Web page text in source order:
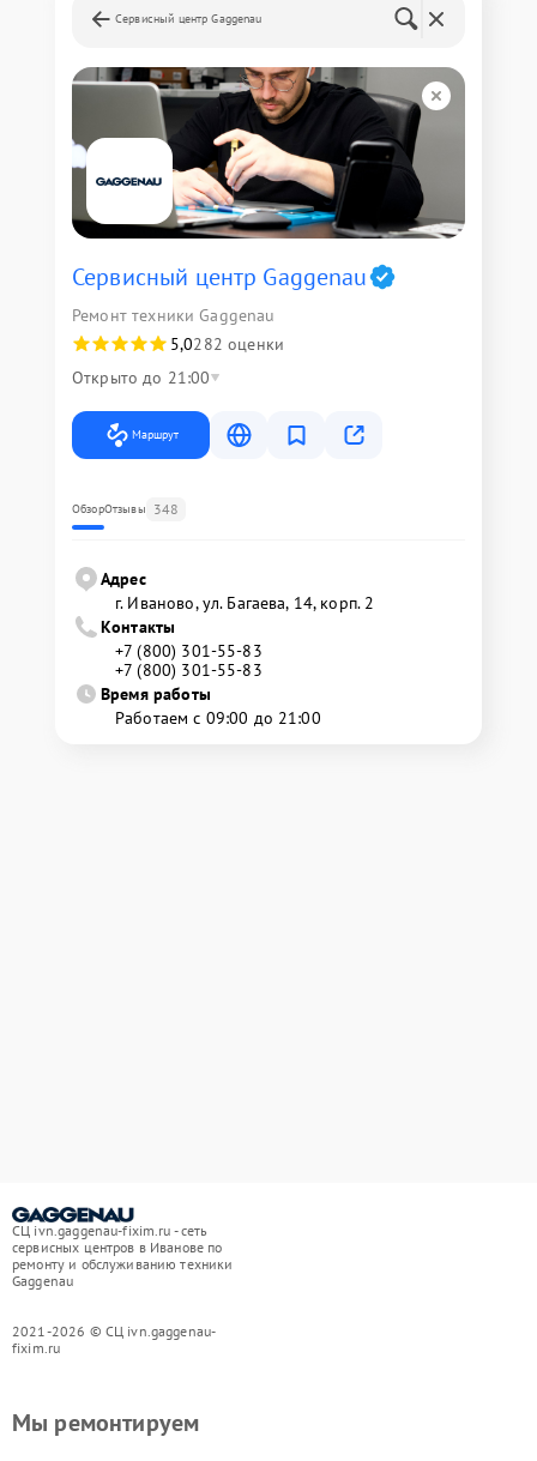
Сервисный центр Gaggenau
Сервисный центр Gaggenau
Ремонт техники Gaggenau
5,0282 оценки
Открыто до 21:00
Маршрут
ОбзорОтзывы 348
Адрес
г. Иваново, ул. Багаева, 14, корп. 2
Контакты
+7 (800) 301-55-83
+7 (800) 301-55-83
Время работы
Работаем с 09:00 до 21:00
СЦ ivn.gaggenau-fixim.ru - сеть
сервисных центров в Иванове по
ремонту и обслуживанию техники
Gaggenau
2021-2026 © СЦ ivn.gaggenau-
fixim.ru
Мы ремонтируем